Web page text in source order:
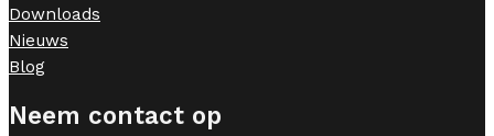
Downloads
Nieuws
Blog
Neem contact op